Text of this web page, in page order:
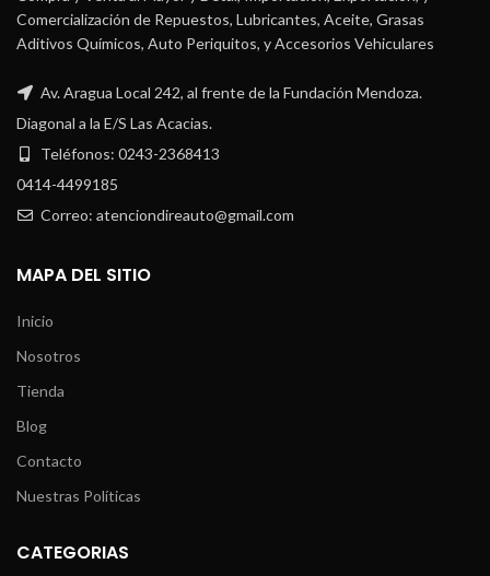
Comercialización de Repuestos, Lubricantes, Aceite, Grasas
Aditivos Químicos, Auto Periquitos, y Accesorios Vehiculares
Av. Aragua Local 242, al frente de la Fundación Mendoza.
Diagonal a la E/S Las Acacias.
Teléfonos: 0243-2368413
0414-4499185
Correo: atenciondireauto@gmail.com
MAPA DEL SITIO
Inicio
Nosotros
Tienda
Blog
Contacto
Nuestras Políticas
CATEGORIAS